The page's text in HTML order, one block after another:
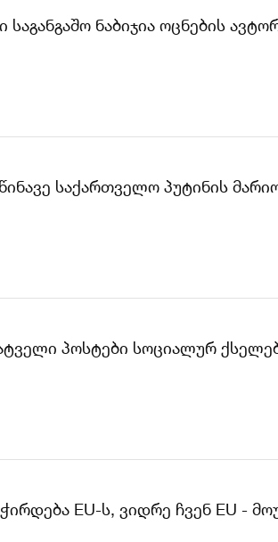
საგანგაშო ნაბიჯია ოცნების
საქართველო პუტინის
პოსტები სოციალურ
EU-ს, ვიდრე ჩვენ EU -